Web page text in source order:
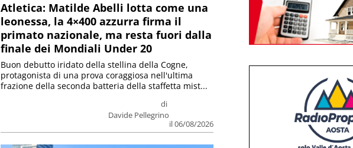
Atletica: Matilde Abelli lotta come una
leonessa, la 4×400 azzurra firma il
primato nazionale, ma resta fuori dalla
finale dei Mondiali Under 20
di
Davide Pellegrino
il 06/08/2026
Buon debutto iridato della stellina della Cogne,
protagonista di una prova coraggiosa nell'ultima
frazione della seconda batteria della staffetta mist...